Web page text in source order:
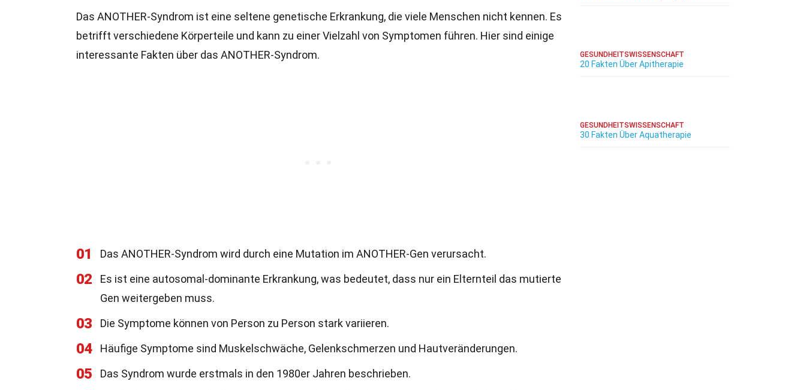
Das ANOTHER-Syndrom ist eine seltene genetische Erkrankung, die viele Menschen nicht kennen. Es
betrifft verschiedene Körperteile und kann zu einer Vielzahl von Symptomen führen. Hier sind einige
interessante Fakten über das ANOTHER-Syndrom.
01 Das ANOTHER-Syndrom wird durch eine Mutation im ANOTHER-Gen verursacht.
02
Es ist eine autosomal-dominante Erkrankung, was bedeutet, dass nur ein Elternteil das mutierte
Gen weitergeben muss.
03 Die Symptome können von Person zu Person stark variieren.
04 Häufige Symptome sind Muskelschwäche, Gelenkschmerzen und Hautveränderungen.
05 Das Syndrom wurde erstmals in den 1980er Jahren beschrieben.
GESUNDHEITSWISSENSCHAFT
20 Fakten Über Apitherapie
GESUNDHEITSWISSENSCHAFT
30 Fakten Über Aquatherapie